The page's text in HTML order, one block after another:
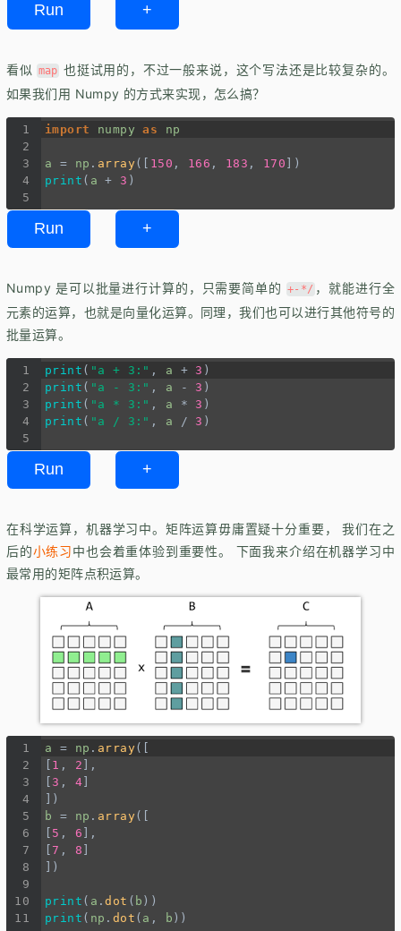
Run +
看似 map 也挺试用的，不过一般来说，这个写法还是比较复杂的。
如果我们用 Numpy 的方式来实现，怎么搞？
1 import numpy as
np
2
3
a = np . array ([ 150 , 166 , 183 , 170 ])
4
print ( a + 3 )
5
Run +
Numpy 是可以批量进行计算的，只需要简单的 +-*/ ，就能进行全
元素的运算，也就是向量化运算。同理，我们也可以进行其他符号的
批量运算。
1 print ( "a + 3:" , a + 3 )
2
print ( "a - 3:" , a - 3 )
3
print ( "a * 3:" , a * 3 )
4
print ( "a / 3:" , a / 3 )
5
Run +
在科学运算，机器学习中。矩阵运算毋庸置疑十分重要， 我们在之
后的小练习中也会着重体验到重要性。 下面我来介绍在机器学习中
最常用的矩阵点积运算。
1 a = np . array([
2
1 , 2 ],
3
3 , 4
4
])
5
b = np . array ([
6
5 , 6 ],
7
7 , 8
8
])
9
10
print ( a .dot ( b ))
11
print ( np . dot ( a , b ))